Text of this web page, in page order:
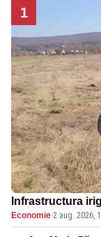
1
Infrastructura
Economie·2 aug. 2026,